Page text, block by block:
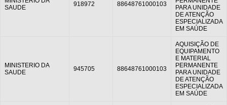
SAUDE
918972 88648761000103
PARA UNIDADE
DE ATENÇÃO
ESPECIALIZADA
EM SAÚDE
MINISTERIO DA
SAUDE
945705 88648761000103
AQUISIÇÃO DE
EQUIPAMENTO
E MATERIAL
PERMANENTE
PARA UNIDADE
DE ATENÇÃO
ESPECIALIZADA
EM SAÚDE